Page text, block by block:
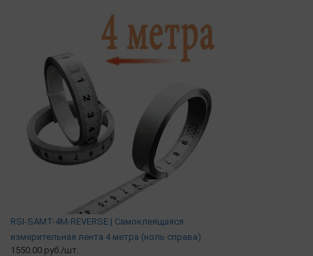
RSI-SAMT-4M-REVERSE | Самоклеящаяся
измерительная лента 4 метра (ноль справа)
1550.00 руб./шт.